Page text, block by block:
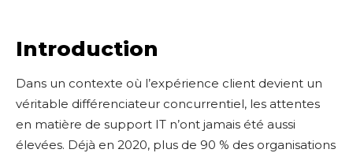
Introduction
Dans un contexte où l’expérience client devient un
véritable différenciateur concurrentiel, les attentes
en matière de support IT n’ont jamais été aussi
élevées. Déjà en 2020, plus de 90 % des organisations